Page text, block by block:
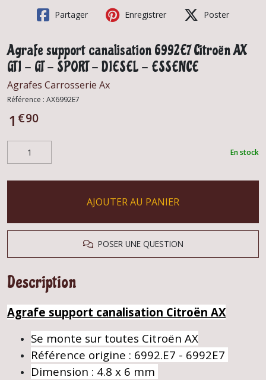
Partager Enregistrer Poster
Agrafe support canalisation 6992E7 Citroën AX
GTI - GT - SPORT - DIESEL - ESSENCE
Agrafes Carrosserie Ax
Référence : AX6992E7
1 €90
En stock
AJOUTER AU PANIER
POSER UNE QUESTION
Description
Agrafe support canalisation Citroën AX
Se monte sur toutes Citroën AX
Référence origine : 6992.E7 - 6992E7
Dimension : 4.8 x 6 mm